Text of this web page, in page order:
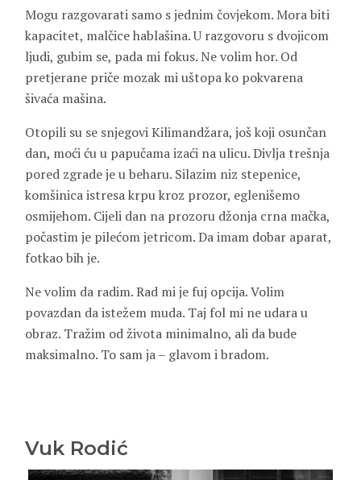
Mogu razgovarati samo s jednim čovjekom. Mora biti
kapacitet, malčice hablašina. U razgovoru s dvojicom
ljudi, gubim se, pada mi fokus. Ne volim hor. Od
pretjerane priče mozak mi uštopa ko pokvarena
šivaća mašina.
Otopili su se snjegovi Kilimandžara, još koji osunčan
dan, moći ću u papučama izaći na ulicu. Divlja trešnja
pored zgrade je u beharu. Silazim niz stepenice,
komšinica istresa krpu kroz prozor, eglenišemo
osmijehom. Cijeli dan na prozoru džonja crna mačka,
počastim je pilećom jetricom. Da imam dobar aparat,
fotkao bih je.
Ne volim da radim. Rad mi je fuj opcija. Volim
povazdan da istežem muda. Taj fol mi ne udara u
obraz. Tražim od života minimalno, ali da bude
maksimalno. To sam ja – glavom i bradom.
Vuk Rodić